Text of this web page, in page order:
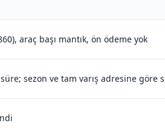
araç başı mantık, ön ödeme yok
sezon ve tam varış adresine